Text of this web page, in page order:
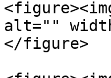
alt=""
</figure>